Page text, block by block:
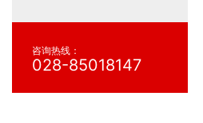
咨询热线：
028-85018147